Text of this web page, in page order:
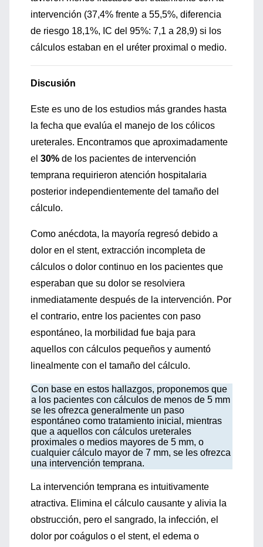
intervención (37,4% frente a 55,5%, diferencia
de riesgo 18,1%, IC del 95%: 7,1 a 28,9) si los
cálculos estaban en el uréter proximal o medio.
Discusión
Este es uno de los estudios más grandes hasta
la fecha que evalúa el manejo de los cólicos
ureterales. Encontramos que aproximadamente
el 30% de los pacientes de intervención
temprana requirieron atención hospitalaria
posterior independientemente del tamaño del
cálculo.
Como anécdota, la mayoría regresó debido a
dolor en el stent, extracción incompleta de
cálculos o dolor continuo en los pacientes que
esperaban que su dolor se resolviera
inmediatamente después de la intervención. Por
el contrario, entre los pacientes con paso
espontáneo, la morbilidad fue baja para
aquellos con cálculos pequeños y aumentó
linealmente con el tamaño del cálculo.
Con base en estos hallazgos, proponemos que
a los pacientes con cálculos de menos de 5 mm
se les ofrezca generalmente un paso
espontáneo como tratamiento inicial, mientras
que a aquellos con cálculos ureterales
proximales o medios mayores de 5 mm, o
cualquier cálculo mayor de 7 mm, se les ofrezca
una intervención temprana.
La intervención temprana es intuitivamente
atractiva. Elimina el cálculo causante y alivia la
obstrucción, pero el sangrado, la infección, el
dolor por coágulos o el stent, el edema o